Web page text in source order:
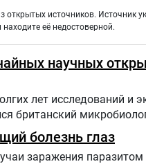
открытых источников. Источник
находите её недостоверной.
научных
лет исследований и
британский
болезнь глаз
заражения